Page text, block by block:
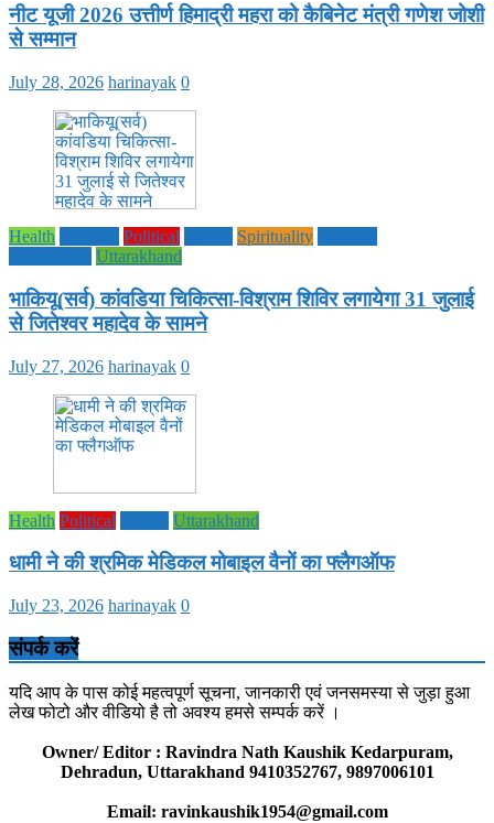
नीट यूजी 2026 उत्तीर्ण हिमाद्री महरा को कैबिनेट मंत्री गणेश जोशी
से सम्मान
July 28, 2026 harinayak 0
Health Political Spirituality
Uttarakhand
भाकियू(सर्व) कांवडिया चिकित्सा-विश्राम शिविर लगायेगा 31 जुलाई
से जितेश्वर महादेव के सामने
July 27, 2026 harinayak 0
Health Political Uttarakhand
धामी ने की श्रमिक मेडिकल मोबाइल वैनों का फ्लैगऑफ
July 23, 2026 harinayak 0
संपर्क करें
यदि आप के पास कोई महत्वपूर्ण सूचना, जानकारी एवं जनसमस्या से जुड़ा हुआ
लेख फोटो और वीडियो है तो अवश्य हमसे सम्पर्क करें ।
Owner/ Editor : Ravindra Nath Kaushik Kedarpuram,
Dehradun, Uttarakhand 9410352767, 9897006101
Email: ravinkaushik1954@gmail.com